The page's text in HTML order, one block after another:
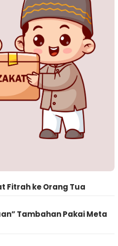
Fitrah ke Orang Tua
Tambahan Pakai Meta